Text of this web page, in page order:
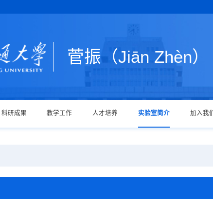
菅振（Jiān Zhèn）
科研成果 教学工作 人才培养 实验室简介 加入我们